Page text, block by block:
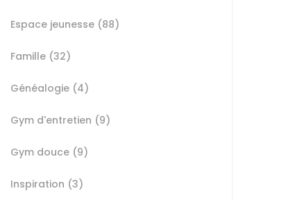
Espace jeunesse (88)
Famille (32)
Généalogie (4)
Gym d'entretien (9)
Gym douce (9)
Inspiration (3)